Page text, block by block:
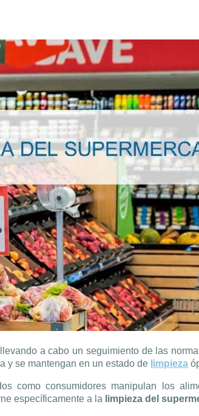
a cabo un seguimiento de las
y se mantengan en un estado de limpieza
como consumidores manipulan los
específicamente a la limpieza del